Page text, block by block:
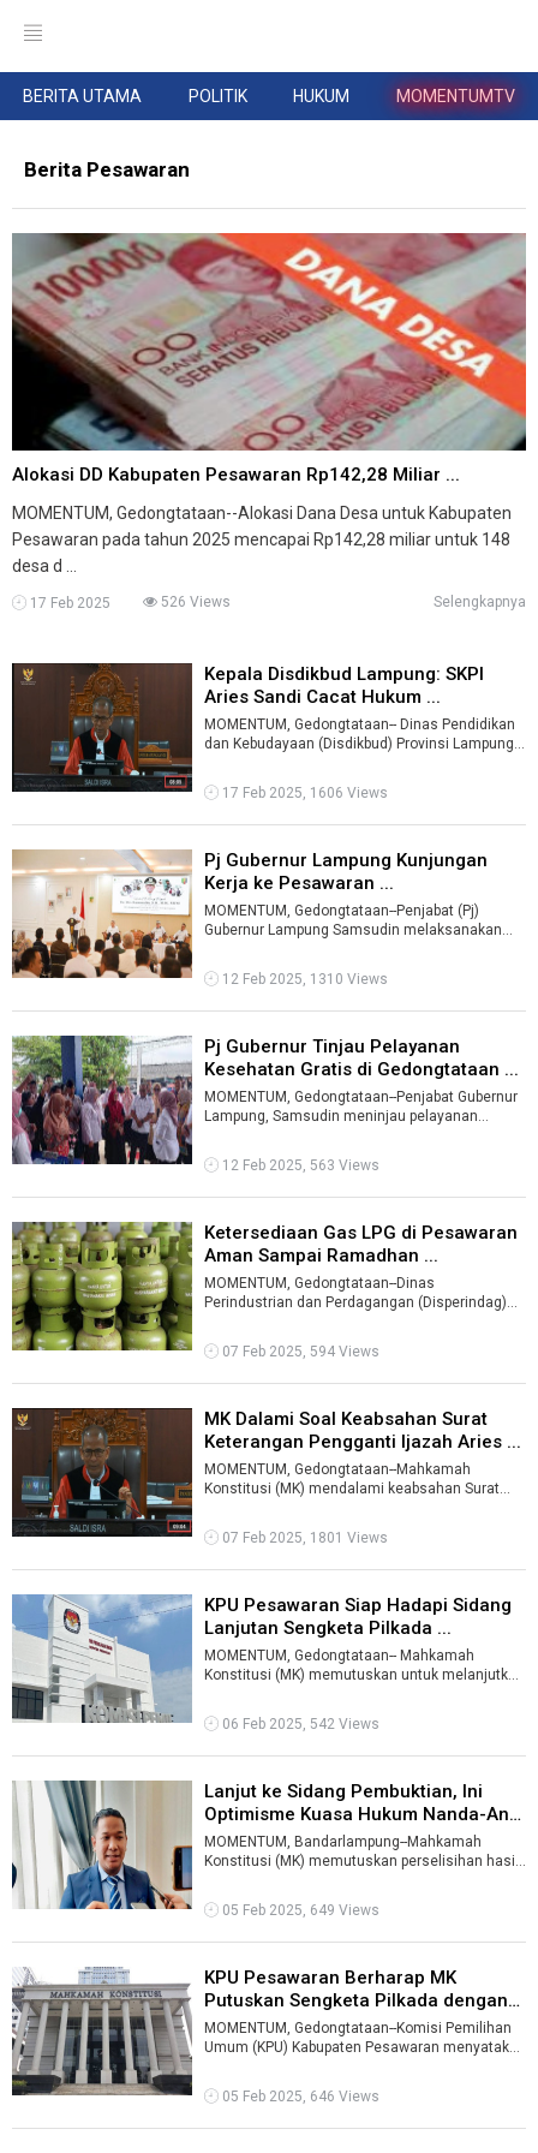
BERITA UTAMA POLITIK HUKUM MOMENTUMTV
Berita Pesawaran
Alokasi DD Kabupaten Pesawaran Rp142,28 Miliar ...
MOMENTUM, Gedongtataan--Alokasi Dana Desa untuk Kabupaten
Pesawaran pada tahun 2025 mencapai Rp142,28 miliar untuk 148
desa d ...
17 Feb 2025 526 Views Selengkapnya
Kepala Disdikbud Lampung: SKPI
Aries Sandi Cacat Hukum ...
MOMENTUM, Gedongtataan-- Dinas Pendidikan
dan Kebudayaan (Disdikbud) Provinsi Lampung
17 Feb 2025, 1606 Views
Pj Gubernur Lampung Kunjungan
Kerja ke Pesawaran ...
MOMENTUM, Gedongtataan--Penjabat (Pj)
Gubernur Lampung Samsudin melaksanakan
Kabupa ...
12 Feb 2025, 1310 Views
Pj Gubernur Tinjau Pelayanan
Kesehatan Gratis di Gedongtataan ...
MOMENTUM, Gedongtataan--Penjabat Gubernur
Lampung, Samsudin meninjau pelayanan
Ka ...
12 Feb 2025, 563 Views
Ketersediaan Gas LPG di Pesawaran
Aman Sampai Ramadhan ...
MOMENTUM, Gedongtataan--Dinas
Perindustrian dan Perdagangan (Disperindag)
ketersedian gas LP ...
07 Feb 2025, 594 Views
MK Dalami Soal Keabsahan Surat
Keterangan Pengganti Ijazah Aries ...
MOMENTUM, Gedongtataan--Mahkamah
Konstitusi (MK) mendalami keabsahan Surat
Ca ...
07 Feb 2025, 1801 Views
KPU Pesawaran Siap Hadapi Sidang
Lanjutan Sengketa Pilkada ...
MOMENTUM, Gedongtataan-- Mahkamah
Konstitusi (MK) memutuskan untuk melanjutkan
...
06 Feb 2025, 542 Views
Lanjut ke Sidang Pembuktian, Ini
Optimisme Kuasa Hukum Nanda-Anto
...
MOMENTUM, Bandarlampung--Mahkamah
Konstitusi (MK) memutuskan perselisihan hasil
Kabupaten ...
05 Feb 2025, 649 Views
KPU Pesawaran Berharap MK
Putuskan Sengketa Pilkada dengan
Adil ...
MOMENTUM, Gedongtataan--Komisi Pemilihan
Umum (KPU) Kabupaten Pesawaran menyatakan
Konst ...
05 Feb 2025, 646 Views